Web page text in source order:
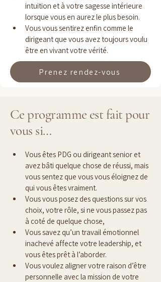
intuition et à votre sagesse intérieure
lorsque vous en aurez le plus besoin.
Vous vous sentirez enfin comme le
dirigeant que vous avez toujours voulu
être en vivant votre vérité.
Prenez rendez-vous
Ce programme est fait pour
vous si…
Vous êtes PDG ou dirigeant senior et
avez bâti quelque chose de réussi, mais
vous sentez que vous vous éloignez de
qui vous êtes vraiment.
Vous vous posez des questions sur vos
choix, votre rôle, si ne vous passez pas
à coté de quelque chose,
Vous savez qu’un travail émotionnel
inachevé affecte votre leadership, et
vous êtes prêt à l’aborder.
Vous voulez aligner votre raison d’être
personnelle avec la mission de votre